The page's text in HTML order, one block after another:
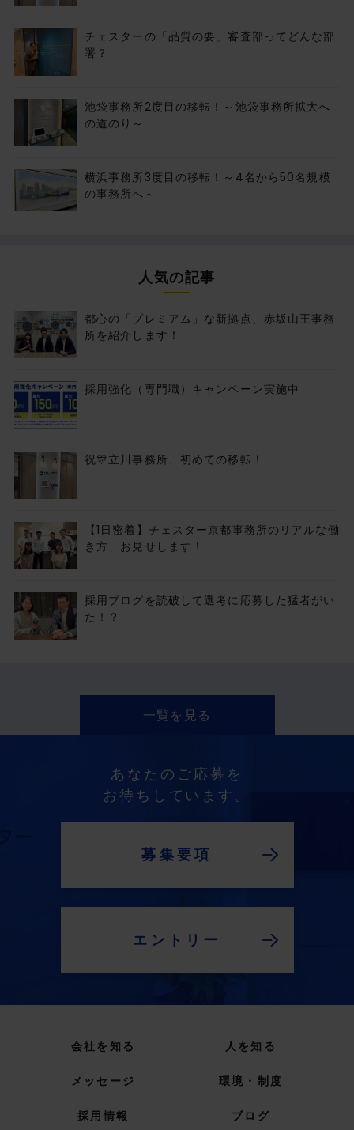
チェスターの「品質の要」審査部ってどんな部
署？
池袋事務所2度目の移転！～池袋事務所拡大へ
の道のり～
横浜事務所3度目の移転！～4名から50名規模
の事務所へ～
人気の記事
都心の「プレミアム」な新拠点、赤坂山王事務
所を紹介します！
採用強化（専門職）キャンペーン実施中
祝🎊立川事務所、初めての移転！
【1日密着】チェスター京都事務所のリアルな働
き方、お見せします！
採用ブログを読破して選考に応募した猛者がい
た！？
一覧を見る
あなたのご応募を
お待ちしています。
募集要項
エントリー
会社を知る 人を知る
メッセージ 環境・制度
採用情報 ブログ